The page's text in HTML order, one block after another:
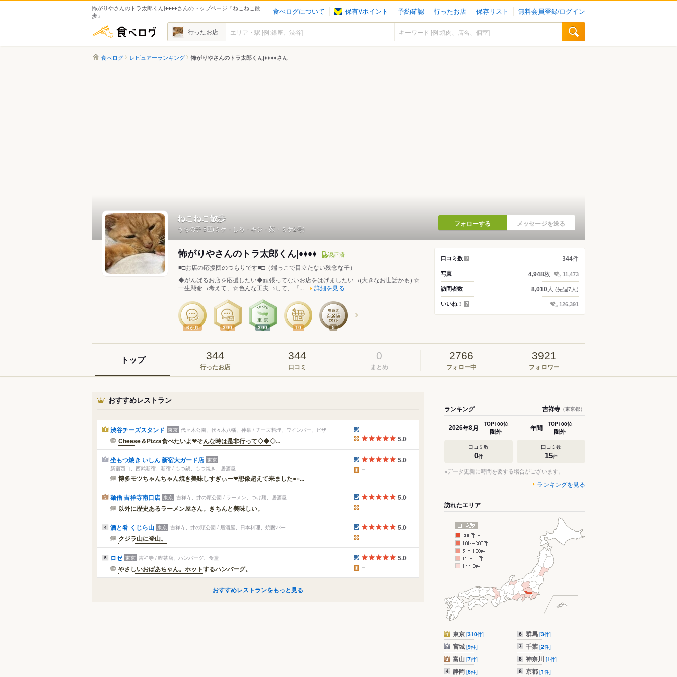
怖がりやさんのトラ太郎くん|♦♦♦♦さんのトップページ『ねこねこ散
歩』
食べログについて 保有Vポイント 予約確認 行ったお店 保存リスト 無料会員登録/ログイン
食べログ 行ったお店
食べログ レビュアーランキング 怖がりやさんのトラ太郎くん|♦♦♦♦さん
ねこねこ散歩
うちの子 5匹(ミケ・しろ・キジ・茶・ミケ2号)
フォローする メッセージを送る
怖がりやさんのトラ太郎くん|♦♦♦♦ 認証済
■□お店の応援団のつもりです■□（端っこで目立たない残念な子）
◆がんばるお店を応援したい◆頑張ってないお店をはげましたい→(大きなお世話かも) ☆
一生懸命→考えて、☆色んな工夫→して、『...
詳細を見る
6か月 300 300 10 5
口コミ数 ？ 344件
写真 4,948枚 11,473
訪問者数 8,010人 (先週7人)
いいね！ ？ 126,391
トップ 344
行ったお店
344
口コミ
0
まとめ
2766
フォロー中
3921
フォロワー
おすすめレストラン
1 渋谷チーズスタンド 東京 代々木公園、代々木八幡、神泉 / チーズ料理、ワインバー、ピザ
Cheese＆Pizza食べたいよ❤そんな時は是非行って◇◆◇... 5.0
2 坐もつ焼き いしん 新宿大ガード店 東京
新宿西口、西武新宿、新宿 / もつ鍋、もつ焼き、居酒屋
博多モツちゃんちゃん焼き美味しすぎぃー❤想像超えて来ました●○...
5.0
3 麺僧 吉祥寺南口店 東京 吉祥寺、井の頭公園 / ラーメン、つけ麺、居酒屋
以外に歴史あるラーメン屋さん。きちんと美味しい。
5.0
4 酒と肴 くじら山 東京 吉祥寺、井の頭公園 / 居酒屋、日本料理、焼酎バー
クジラ山に登山。
5.0
5 ロゼ 東京 吉祥寺 / 喫茶店、ハンバーグ、食堂
やさしいおばあちゃん。ホットするハンバーグ。
5.0
おすすめレストランをもっと見る
ランキング 吉祥寺 （東京都）
2026年8月 TOP100位
圏外
口コミ数
0件
年間 TOP100位
圏外
口コミ数
15件
※データ更新に時間を要する場合がございます。
ランキングを見る
訪れたエリア
東京 [310件]
宮城 [9件]
富山 [7件]
静岡 [6件]
群馬 [3件]
千葉 [2件]
神奈川 [1件]
京都 [1件]